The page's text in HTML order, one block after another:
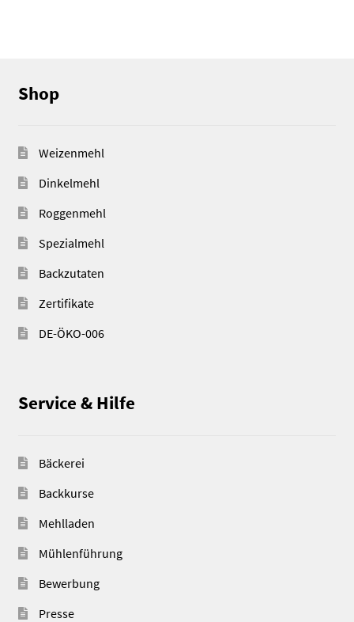
Shop
Weizenmehl
Dinkelmehl
Roggenmehl
Spezialmehl
Backzutaten
Zertifikate
DE-ÖKO-006
Service & Hilfe
Bäckerei
Backkurse
Mehlladen
Mühlenführung
Bewerbung
Presse